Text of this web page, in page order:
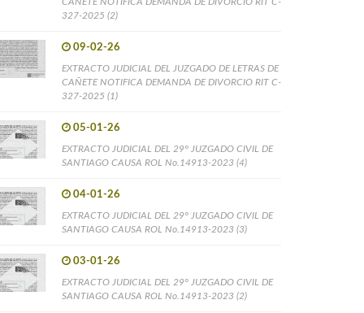
327-2025 (2)
09-02-26
EXTRACTO JUDICIAL DEL JUZGADO DE LETRAS DE
CAÑETE NOTIFICA DEMANDA DE DIVORCIO RIT C-
327-2025 (1)
05-01-26
EXTRACTO JUDICIAL DEL 29° JUZGADO CIVIL DE
SANTIAGO CAUSA ROL No.14913-2023 (4)
04-01-26
EXTRACTO JUDICIAL DEL 29° JUZGADO CIVIL DE
SANTIAGO CAUSA ROL No.14913-2023 (3)
03-01-26
EXTRACTO JUDICIAL DEL 29° JUZGADO CIVIL DE
SANTIAGO CAUSA ROL No.14913-2023 (2)